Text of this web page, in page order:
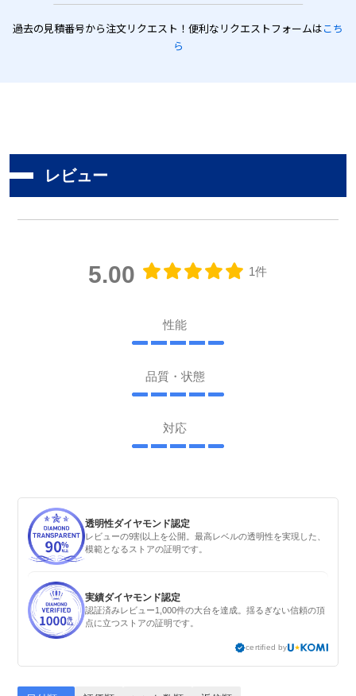
過去の見積番号から注文リクエスト！便利なリクエストフォームはこち
ら
レビュー
5.00 1件
性能
品質・状態
対応
透明性ダイヤモンド認定
レビューの9割以上を公開。最高レベルの透明性を実現した、
模範となるストアの証明です。
実績ダイヤモンド認定
認証済みレビュー1,000件の大台を達成。揺るぎない信頼の頂
点に立つストアの証明です。
certified by